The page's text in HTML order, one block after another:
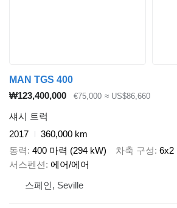
MAN TGS 400
₩123,400,000
€75,000 ≈ US$86,660
섀시 트럭
2017
360,000 km
동력 400 마력 (294 kW) 차축 구성 6x2
서스펜션 에어/에어
스페인, Seville